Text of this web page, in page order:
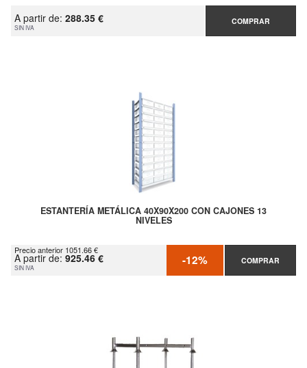
A partir de: 288.35 €
SIN IVA
COMPRAR
ESTANTERÍA METÁLICA 40X90X200 CON CAJONES 13
NIVELES
Precio anterior 1051.66 €
A partir de: 925.46 €
SIN IVA -12% COMPRAR